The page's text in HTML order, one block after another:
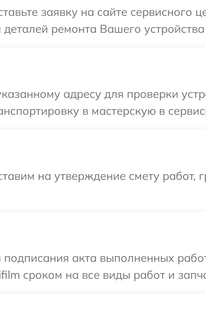
заявку на сайте сервисного
ремонта Вашего
адресу для проверки
в мастерскую в
на утверждение смету работ,
подписания акта выполненных
сроком на все виды работ и